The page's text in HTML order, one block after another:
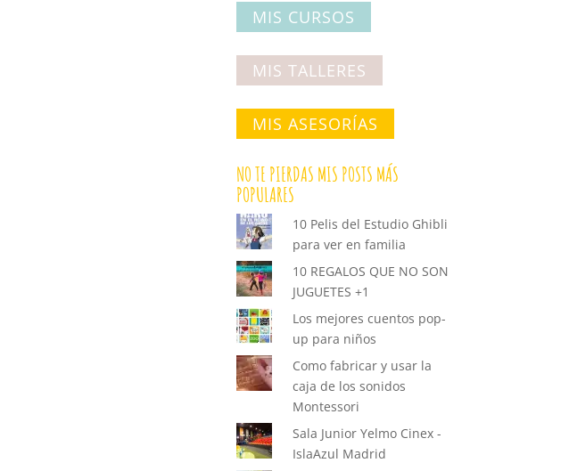
MIS CURSOS
MIS TALLERES
MIS ASESORÍAS
NO TE PIERDAS MIS POSTS MÁS
POPULARES
10 Pelis del Estudio Ghibli
para ver en familia
10 REGALOS QUE NO SON
JUGUETES +1
Los mejores cuentos pop-
up para niños
Como fabricar y usar la
caja de los sonidos
Montessori
Sala Junior Yelmo Cinex -
IslaAzul Madrid